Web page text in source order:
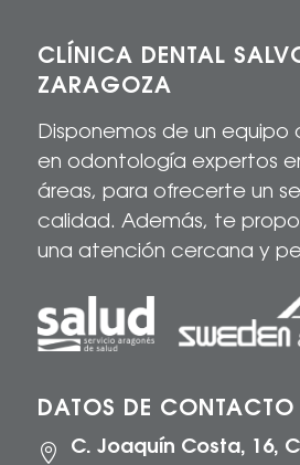
CLÍNICA DENTAL
ZARAGOZA
Disponemos de un equipo
en odontología expertos
áreas, para ofrecerteun
calidad. Además, te
una atención cercana y
DATOS DE CONTACTO

C. Joaquín Costa, 16,